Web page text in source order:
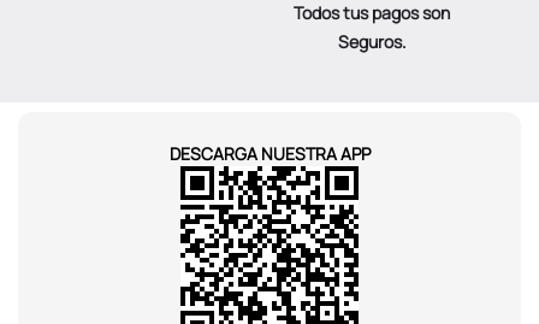
Todos tus pagos son
Seguros.
DESCARGA NUESTRA APP